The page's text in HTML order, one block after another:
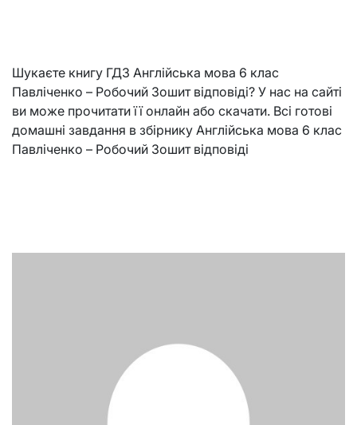
Шукаєте книгу ГДЗ Англійська мова 6 клас
Павліченко – Робочий Зошит відповіді? У нас на сайті
ви може прочитати її онлайн або скачати. Всі готові
домашні завдання в збірнику Англійська мова 6 клас
Павліченко – Робочий Зошит відповіді